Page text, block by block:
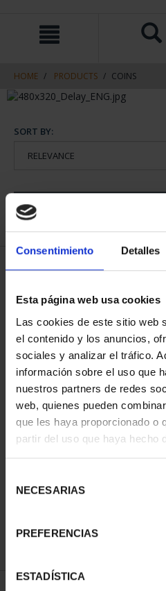
Consentimiento Detalles
Esta página web usa cookies
Las cookies de este sitio web
el contenido y los anuncios,
sociales y analizar el tráfico.
información sobre el uso que
nuestros partners de redes
web, quienes pueden
que les haya proporcionado o
partir del uso que haya hecho
NECESARIAS
PREFERENCIAS
ESTADÍSTICA
navigation
HOME PRODUCTS COINS
SORT BY:
1 Products found
€73.00